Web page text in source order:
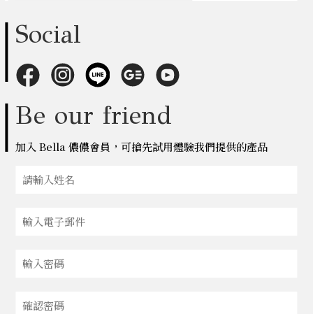
Social
Be our friend
加入 Bella 儂儂會員，可搶先試用體驗我們提供的產品